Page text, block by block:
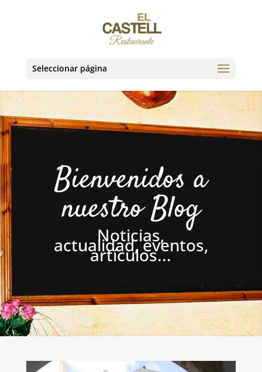
Seleccionar página
Bienvenidos a
nuestro Blog
Noticias,
actualidad, eventos,
artículos...